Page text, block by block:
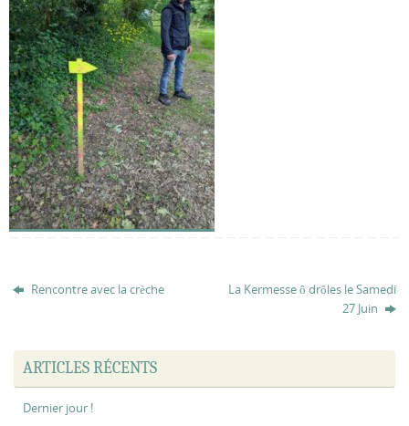
Rencontre avec la crèche
La Kermesse ô drôles le Samedi
27 Juin
ARTICLES RÉCENTS
Dernier jour !